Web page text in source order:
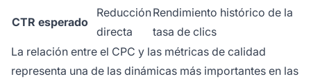
CTR esperado
Reducción
directa
Rendimiento histórico de la
tasa de clics
La relación entre el CPC y las métricas de calidad
representa una de las dinámicas más importantes en las